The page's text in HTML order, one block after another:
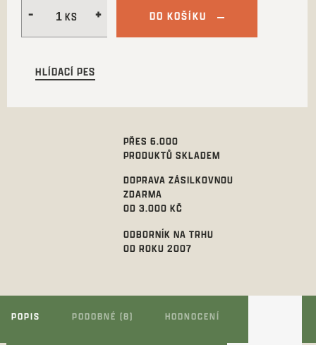
DO KOŠÍKU
HLÍDACÍ PES
PŘES 6.000
PRODUKTŮ SKLADEM
DOPRAVA ZÁSILKOVNOU
ZDARMA
OD 3.000 KČ
ODBORNÍK NA TRHU
OD ROKU 2007
POPIS PODOBNÉ (8) HODNOCENÍ